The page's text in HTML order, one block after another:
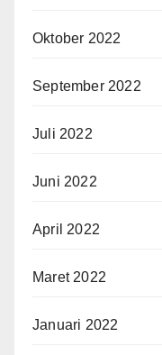
Oktober 2022
September 2022
Juli 2022
Juni 2022
April 2022
Maret 2022
Januari 2022